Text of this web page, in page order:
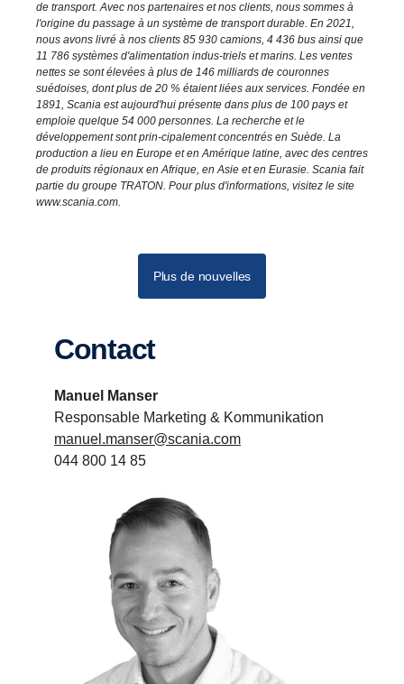
de transport. Avec nos partenaires et nos clients, nous sommes à
l'origine du passage à un système de transport durable. En 2021,
nous avons livré à nos clients 85 930 camions, 4 436 bus ainsi que
11 786 systèmes d'alimentation indus-triels et marins. Les ventes
nettes se sont élevées à plus de 146 milliards de couronnes
suédoises, dont plus de 20 % étaient liées aux services. Fondée en
1891, Scania est aujourd'hui présente dans plus de 100 pays et
emploie quelque 54 000 personnes. La recherche et le
développement sont prin-cipalement concentrés en Suède. La
production a lieu en Europe et en Amérique latine, avec des centres
de produits régionaux en Afrique, en Asie et en Eurasie. Scania fait
partie du groupe TRATON. Pour plus d'informations, visitez le site
www.scania.com.
Plus de nouvelles
Contact
Manuel Manser
Responsable Marketing & Kommunikation
manuel.manser@scania.com
044 800 14 85